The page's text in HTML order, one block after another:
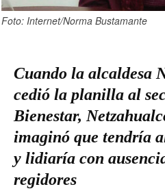
Foto: Internet/Norma Bustamante
Cuando la alcaldesa
cedió la planilla al
Bienestar,
imaginó que tendría
y lidiaría con
regidores